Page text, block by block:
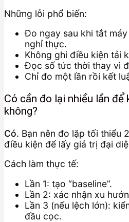
Những lỗi phổ biến:
Đo ngay sau khi tắt
nghỉ thực.
Không ghi điều kiện tải
Đọc số tức thời thay vì
Chỉ đo một lần rồi kết
Có cần đo lại nhiều lần để
không?
Có. Bạn nên đo lặp tối thiểu
điều kiện để lấy giá trị đại
Cách làm thực tế:
Lần 1: tạo “baseline”.
Lần 2: xác nhận xu
Lần 3 (nếu lệch lớn):
đầu cọc.